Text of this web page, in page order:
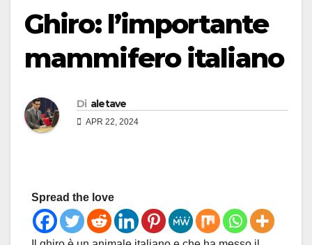
Ghiro: l’importante
mammifero italiano
Di aletave
APR 22, 2024
Spread the love